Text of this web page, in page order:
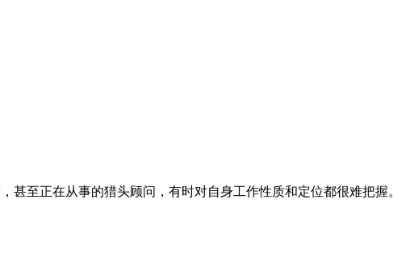
至正在从事的猎头顾问，有时对自身工作性质和定位都很难把握。